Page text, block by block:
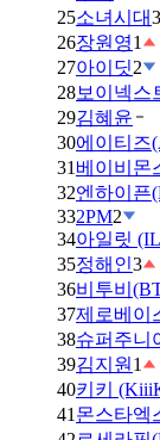
25소녀시대3
26장원영1
27아이딧2
28보이넥스
29김혜윤
30에이티즈
31 베이비몬
32엔하이픈
332PM2
34아일릿
35정해인3
36비투비
37제로베이
38슈퍼주니
39김지원 1
40키키
41 몬스타엑